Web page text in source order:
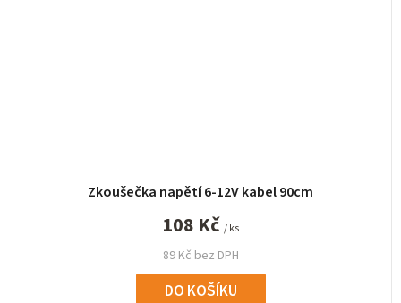
Zkoušečka napětí 6-12V kabel 90cm
89 Kč bez DPH
108 Kč / ks
DO KOŠÍKU